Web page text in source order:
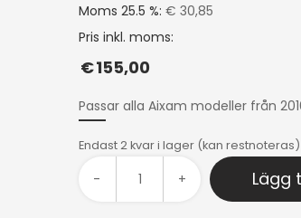
Moms 25.5 %: € 30,85
Pris inkl. moms:
€155,00
Passar alla Aixam modeller från
Endast 2 kvar i lager (kan restnoteras)
- + Lägg